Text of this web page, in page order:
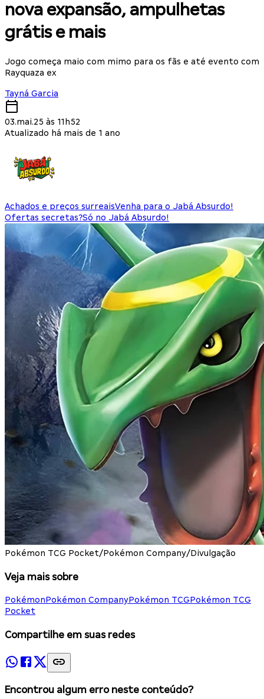
nova expansão, ampulhetas
grátis e mais
Jogo começa maio com mimo para os fãs e até evento com
Rayquaza ex
Tayná Garcia
03.mai.25 às 11h52
Atualizado há mais de 1 ano
Achados e preços surreaisVenha para o Jabá Absurdo!
Ofertas secretas?Só no Jabá Absurdo!
Pokémon TCG Pocket/Pokémon Company/Divulgação
Veja mais sobre
PokémonPokémon CompanyPokémon TCGPokémon TCG
Pocket
Compartilhe em suas redes
Encontrou algum erro neste conteúdo?